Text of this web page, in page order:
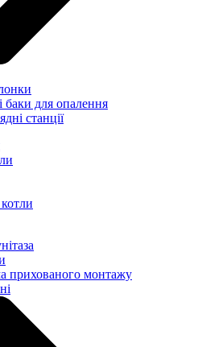
для опалення
станції
прихованого монтажу